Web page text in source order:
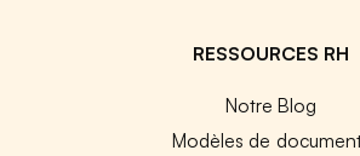
RESSOURCES RH
Notre Blog
Modèles de